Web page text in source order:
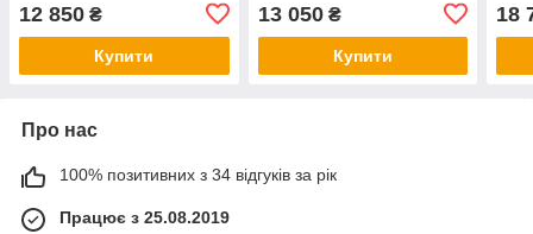
12 850 ₴
Купити
13 050₴
Купити
18
Про нас
100% позитивних з 34 відгуків за рік
Працює з 25.08.2019